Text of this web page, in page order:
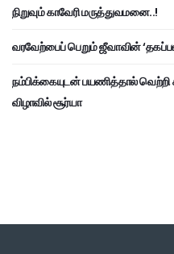
நிறுவும் காவேரி மருத்துவமனை..!
வரவேற்பைப் பெறும் ஜீவாவின்
நம்பிக்கையுடன் பயணித்தால்
விழாவில் சூர்யா